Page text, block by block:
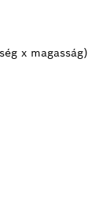
x magasság)